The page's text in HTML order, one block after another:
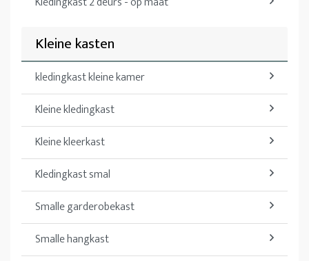
Kleine kasten
kledingkast kleine kamer
Kleine kledingkast
Kleine kleerkast
Kledingkast smal
Smalle garderobekast
Smalle hangkast